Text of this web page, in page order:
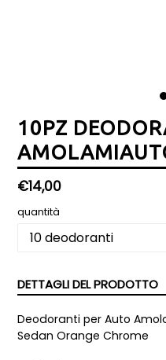
10PZ
Prezzo
di
€14,00
quantità
DETTAGLI DEL PRODOTTO
Deodoranti per Auto
Sedan Orange Chrome